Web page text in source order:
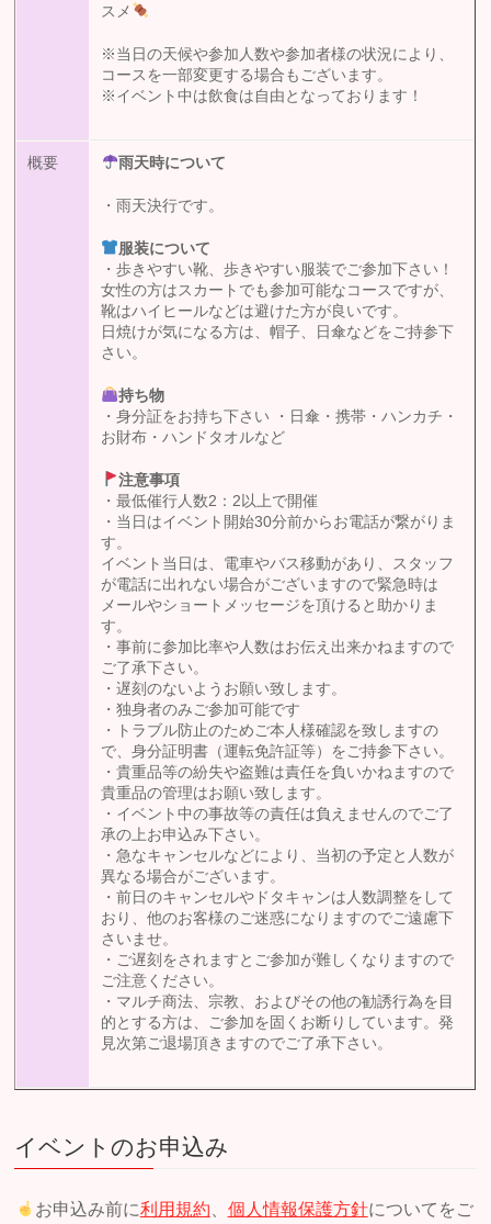
スメ
※当日の天候や参加人数や参加者様の状況により、
コースを一部変更する場合もございます。
※イベント中は飲食は自由となっております！
概要 雨天時について
・雨天決行です。
服装について
・歩きやすい靴、歩きやすい服装でご参加下さい！
女性の方はスカートでも参加可能なコースですが、
靴はハイヒールなどは避けた方が良いです。
日焼けが気になる方は、帽子、日傘などをご持参下
さい。
持ち物
・身分証をお持ち下さい ・日傘・携帯・ハンカチ・
お財布・ハンドタオルなど
注意事項
・最低催行人数2：2以上で開催
・当日はイベント開始30分前からお電話が繋がりま
す。
イベント当日は、電車やバス移動があり、スタッフ
が電話に出れない場合がございますので緊急時は
メールやショートメッセージを頂けると助かりま
す。
・事前に参加比率や人数はお伝え出来かねますので
ご了承下さい。
・遅刻のないようお願い致します。
・独身者のみご参加可能です
・トラブル防止のためご本人様確認を致しますの
で、身分証明書（運転免許証等）をご持参下さい。
・貴重品等の紛失や盗難は責任を負いかねますので
貴重品の管理はお願い致します。
・イベント中の事故等の責任は負えませんのでご了
承の上お申込み下さい。
・急なキャンセルなどにより、当初の予定と人数が
異なる場合がございます。
・前日のキャンセルやドタキャンは人数調整をして
おり、他のお客様のご迷惑になりますのでご遠慮下
さいませ。
・ご遅刻をされますとご参加が難しくなりますので
ご注意ください。
・マルチ商法、宗教、およびその他の勧誘行為を目
的とする方は、ご参加を固くお断りしています。発
見次第ご退場頂きますのでご了承下さい。
イベントのお申込み
お申込み前に利用規約 個人情報保護方針についてをご